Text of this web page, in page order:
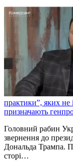
практики”, яких не
призначають
Головний рабин
звернення до
Дональда Трампа.
сторі…